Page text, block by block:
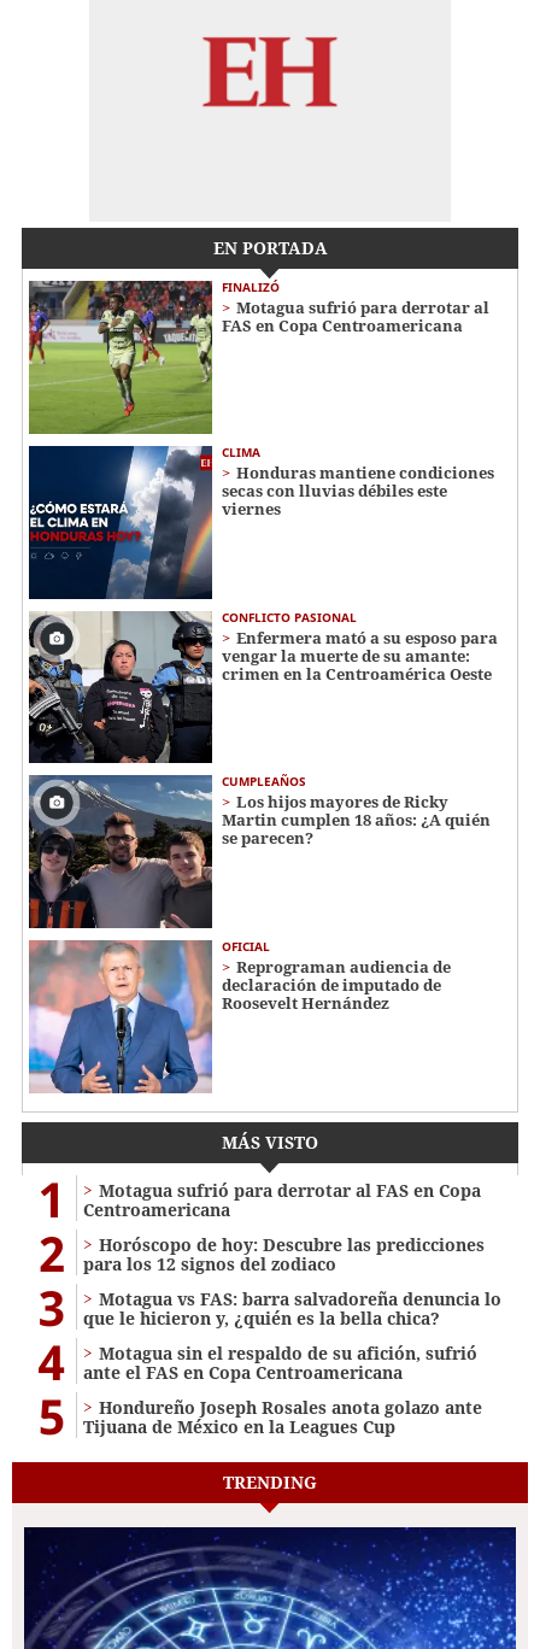
EN PORTADA
FINALIZÓ
Motagua sufrió para derrotar al
FAS en Copa Centroamericana
CLIMA
Honduras mantiene condiciones
secas con lluvias débiles este
viernes
CONFLICTO PASIONAL
Enfermera mató a su esposo para
vengar la muerte de su amante:
crimen en la Centroamérica Oeste
CUMPLEAÑOS
Los hijos mayores de Ricky
Martin cumplen 18 años: ¿A quién
se parecen?
OFICIAL
Reprograman audiencia de
declaración de imputado de
Roosevelt Hernández
MÁS VISTO
1
Motagua sufrió para derrotar al FAS en Copa
Centroamericana
2
Horóscopo de hoy: Descubre las predicciones
para los 12 signos del zodiaco
3
Motagua vs FAS: barra salvadoreña denuncia lo
que le hicieron y, ¿quién es la bella chica?
4
Motagua sin el respaldo de su afición, sufrió
ante el FAS en Copa Centroamericana
5
Hondureño Joseph Rosales anota golazo ante
Tijuana de México en la Leagues Cup
TRENDING